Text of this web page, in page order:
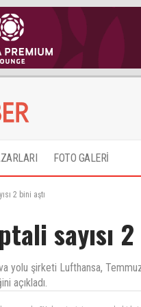
FOTO GALERİ
2 bini aştı
sayısı
yolu şirketi Lufthansa,
açıkladı.